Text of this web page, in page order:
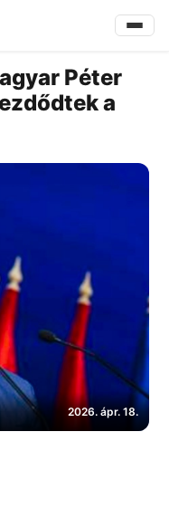
Péter
a
2026. ápr. 18.